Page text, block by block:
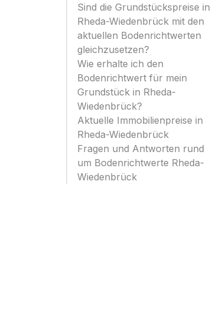
Sind die Grundstückspreise in
Rheda-Wiedenbrück mit den
aktuellen Bodenrichtwerten
gleichzusetzen?
Wie erhalte ich den
Bodenrichtwert für mein
Grundstück in Rheda-
Wiedenbrück?
Aktuelle Immobilienpreise in
Rheda-Wiedenbrück
Fragen und Antworten rund
um Bodenrichtwerte Rheda-
Wiedenbrück